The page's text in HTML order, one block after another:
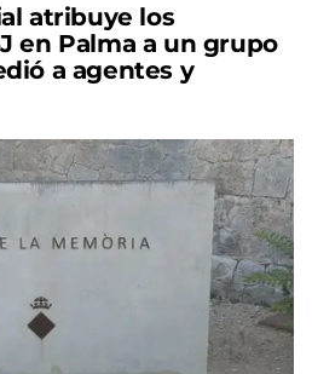
atribuye los
en Palma a un grupo
a agentes y